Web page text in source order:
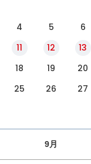
4 5 6
11 12 13
18 19 20
25 26 27
9月